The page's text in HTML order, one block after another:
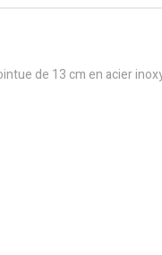
de 13 cm en acier